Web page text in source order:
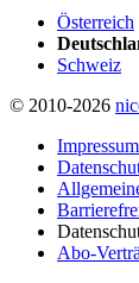
Österreich
Schweiz
© 2010-2026
Abo-